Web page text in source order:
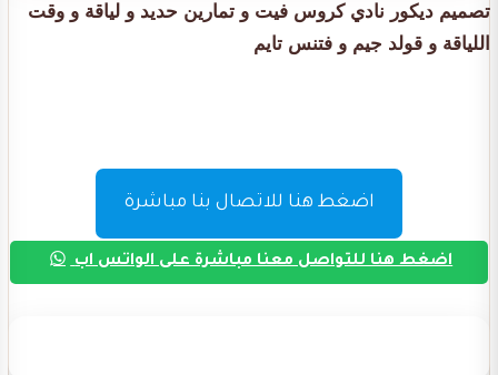
تصميم ديكور نادي كروس فيت و تمارين حديد و لياقة و وقت
اللياقة و قولد جيم و فتنس تايم
اضغط هنا للاتصال بنا مباشرة
اضغط هنا للتواصل معنا مباشرة على الواتس اب